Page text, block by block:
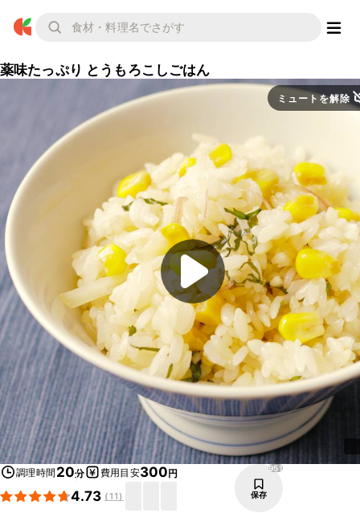
薬味たっぷり とうもろこしごはん
ミュートを解除
調理時間 20分 費用目安300円
4.73 (11)
951
保存